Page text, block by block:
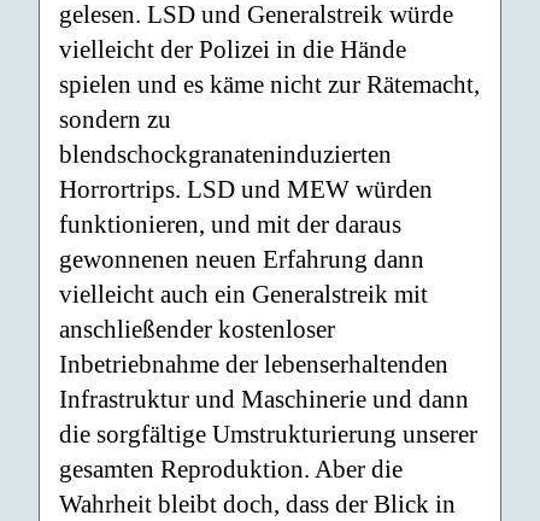
gelesen. LSD und Generalstreik würde
vielleicht der Polizei in die Hände
spielen und es käme nicht zur Rätemacht,
sondern zu
blendschockgranateninduzierten
Horrortrips. LSD und MEW würden
funktionieren, und mit der daraus
gewonnenen neuen Erfahrung dann
vielleicht auch ein Generalstreik mit
anschließender kostenloser
Inbetriebnahme der lebenserhaltenden
Infrastruktur und Maschinerie und dann
die sorgfältige Umstrukturierung unserer
gesamten Reproduktion. Aber die
Wahrheit bleibt doch, dass der Blick in